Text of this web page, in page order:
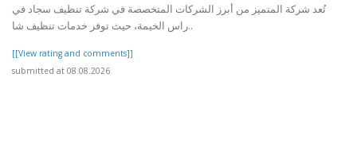
تُعد شركة المتميز من أبرز الشركات المتخصصة في شركة تنظيف سجاد في
راس الخيمة، حيث توفر خدمات تنظيف شا..
[[View rating and comments]]
submitted at 08.08.2026